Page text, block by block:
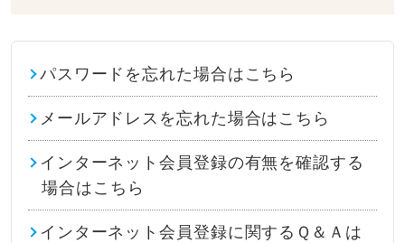
パスワードを忘れた場合はこちら
メールアドレスを忘れた場合はこちら
インターネット会員登録の有無を確認する
場合はこちら
インターネット会員登録に関するＱ＆Ａは